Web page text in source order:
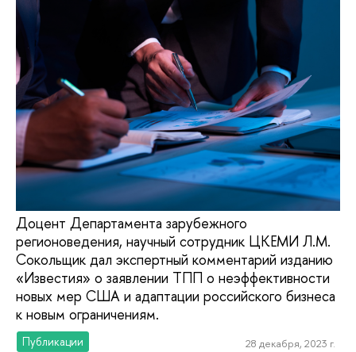
Доцент Департамента зарубежного
регионоведения, научный сотрудник ЦКЕМИ Л.М.
Сокольщик дал экспертный комментарий изданию
«Известия» о заявлении ТПП о неэффективности
новых мер США и адаптации российского бизнеса
к новым ограничениям.
Публикации 28 декабря, 2023 г.